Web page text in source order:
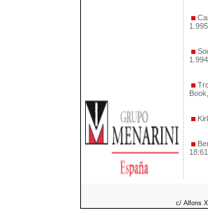
1.995.
1.994.
c/ Alfons